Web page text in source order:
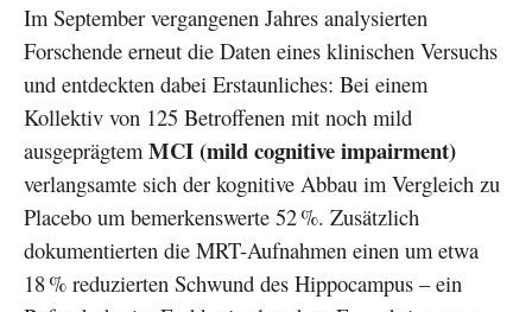
Im September vergangenen Jahres analysierten
Forschende erneut die Daten eines klinischen Versuchs
und entdeckten dabei Erstaunliches: Bei einem
Kollektiv von 125 Betroffenen mit noch mild
ausgeprägtem MCI (mild cognitive impairment)
verlangsamte sich der kognitive Abbau im Vergleich zu
Placebo um bemerkenswerte 52 %. Zusätzlich
dokumentierten die MRT-Aufnahmen einen um etwa
18 % reduzierten Schwund des Hippocampus – ein